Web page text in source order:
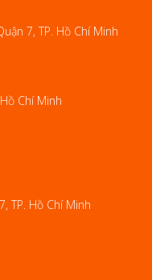
7, TP. Hồ Chí Minh
Chí Minh
TP. Hồ Chí Minh